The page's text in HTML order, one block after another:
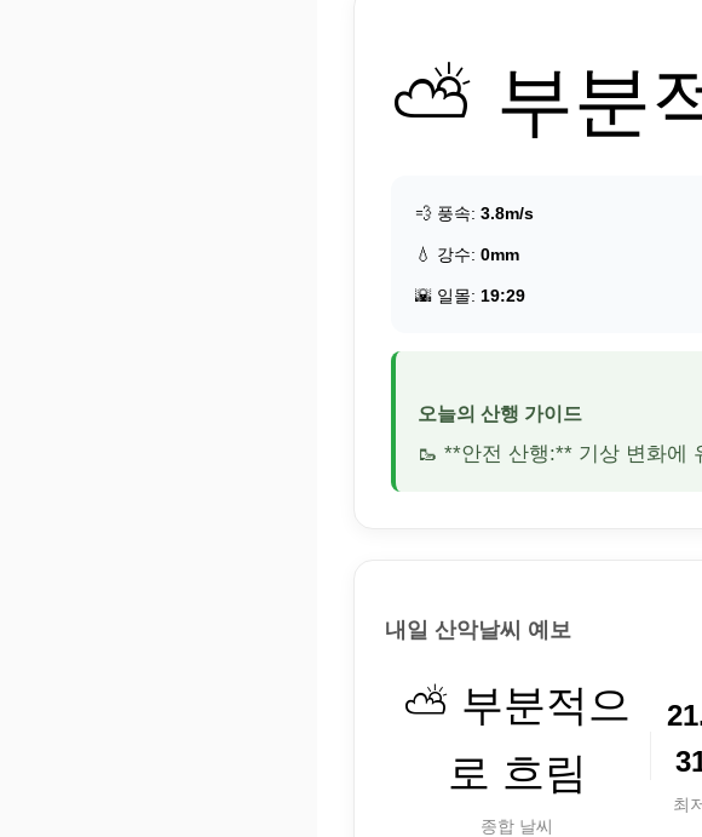
⛅ 부분
💨 풍속: 3.8m/s
💧 강수: 0mm
🌇 일몰: 19:29
오늘의 산행 가이드
🥾 **안전 산행:** 기상 변화에
내일 산악날씨 예보
⛅ 부분적으
로 흐림
종합 날씨
최